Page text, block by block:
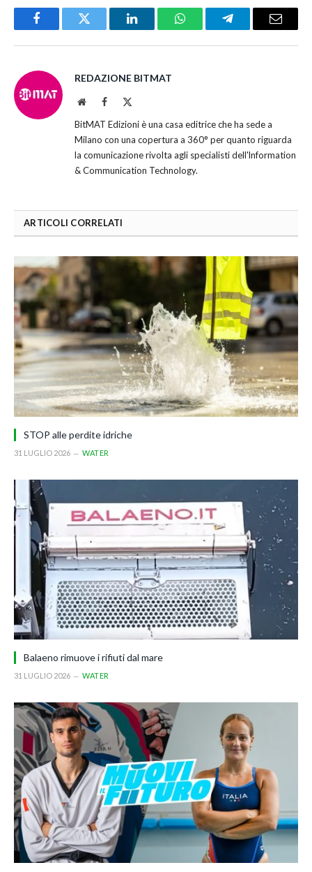
FacebookTwitter LinkedInWhatsAppTelegramEmail
REDAZIONE BITMAT
WebsiteFacebook
BitMAT Edizioni è una casa editrice che ha sede a
Milano con una copertura a 360° per quanto riguarda
la comunicazione rivolta agli specialisti dell'lnformation
& Communication Technology.
ARTICOLI CORRELATI
STOP alle perdite idriche
31 LUGLIO 2026 WATER
Balaeno rimuove i rifiuti dal mare
31 LUGLIO 2026 WATER